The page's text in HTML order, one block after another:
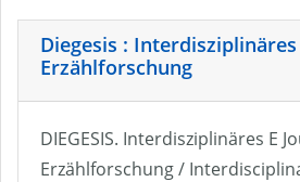
Diegesis :
Erzählforschung
DIEGESIS. Interdisziplinäres E
Erzählforschung /